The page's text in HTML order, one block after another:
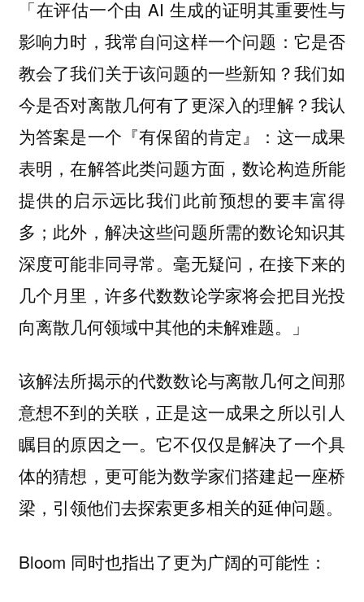
「在评估一个由 AI 生成的证明其重要性与
影响力时，我常自问这样一个问题：它是否
教会了我们关于该问题的一些新知？我们如
今是否对离散几何有了更深入的理解？我认
为答案是一个 『有保留的肯定』： 这一成果
表明，在解答此类问题方面，数论构造所能
提供的启示远比我们此前预想的要丰富得
多；此外，解决这些问题所需的数论知识其
深度可能非同寻常。毫无疑问，在接下来的
几个月里，许多代数数论学家将会把目光投
向离散几何领域中其他的未解难题。」
该解法所揭示的代数数论与离散几何之间那
意想不到的关联，正是这一成果之所以引人
瞩目的原因之一。它不仅仅是解决了一个具
体的猜想，更可能为数学家们搭建起一座桥
梁，引领他们去探索更多相关的延伸问题。
Bloom 同时也指出了更为广阔的可能性：